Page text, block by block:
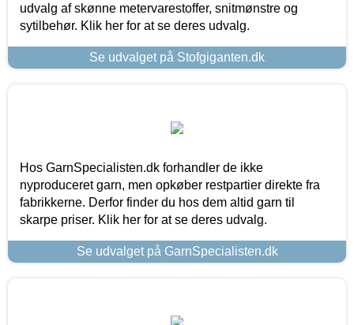
udvalg af skønne metervarestoffer, snitmønstre og
sytilbehør. Klik her for at se deres udvalg.
Se udvalget på Stofgiganten.dk
Hos GarnSpecialisten.dk forhandler de ikke
nyproduceret garn, men opkøber restpartier direkte fra
fabrikkerne. Derfor finder du hos dem altid garn til
skarpe priser. Klik her for at se deres udvalg.
Se udvalget på GarnSpecialisten.dk